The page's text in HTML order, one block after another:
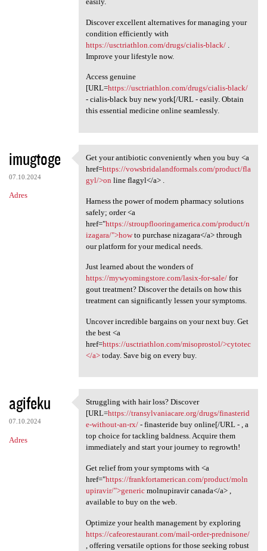
Discover excellent alternatives for managing your
condition efficiently with
https://usctriathlon.com/drugs/cialis-black/.
Improve your lifestyle now.
Access genuine
[URL=https://usctriathlon.com/drugs/cialis-black/
- cialis-black buy new york[/URL - easily. Obtain
this essential medicine online seamlessly.
imugtoge
07.10.2024
Adres
Get your antibiotic
Get your antibiotic conveniently when you buy <a
href=https://vowsbridalandformals.com/product/fla
gyl/>on line flagyl</a> .
Harness the power of modern pharmacy solutions
safely; order <a
href="https://stroupflooringamerica.com/product/n
izagara/">howto purchase nizagara</a> through
our platform for your medical needs.
Just learned about the wonders of
https://mywyomingstore.com/lasix-for-sale/for
gout treatment? Discover the details on how this
treatment can significantly lessen your symptoms.
Uncover incredible bargains on your next buy. Get
the best <a
href=https://usctriathlon.com/misoprostol/>cytotec
</a>today. Save big on every buy.
agifeku
07.10.2024
Adres
Struggling with hair loss?
Struggling with hair loss? Discover
[URL=https://transylvaniacare.org/drugs/finasterid
e-without-an-rx/- finasteride buy online[/URL - , a
top choice for tackling baldness. Acquire them
immediately and start your journey to regrowth!
Get relief from your symptoms with <a
href="https://frankfortamerican.com/product/moln
upiravir/">genericmolnupiravir canada</a> ,
available to buy on the web.
Optimize your health management by exploring
https://cafeorestaurant.com/mail-order-prednisone/
, offering versatile options for those seeking robust